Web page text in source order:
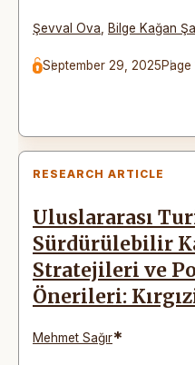
Şevval Ova Bilge Kağan
September 29, 2025Page
RESEARCH ARTICLE
Uluslararası
Sürdürülebilir
Stratejileri ve
Önerileri:
Mehmet Sağır*